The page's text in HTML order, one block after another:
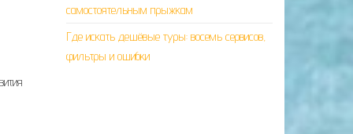
самостоятельным прыжкам
Где искать дешёвые туры: восемь сервисов,
фильтры и ошибки